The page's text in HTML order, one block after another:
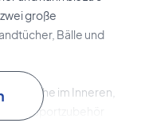
große
Bälle und
im Inneren,
Sportzubehör